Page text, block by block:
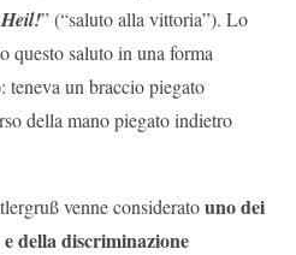
” (“saluto alla vittoria”). Lo
questo saluto in una forma
un braccio piegato
della mano piegato indietro
venne consideratouno dei
della discriminazione